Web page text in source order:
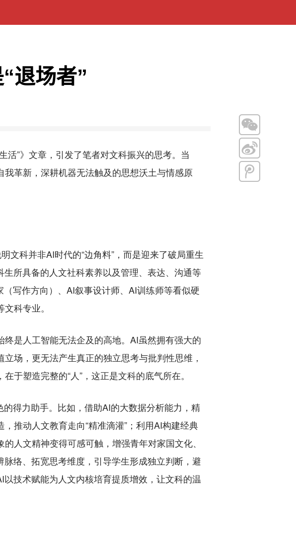
退场者”
”》文章，引发了笔者对文科振兴的思考。当
革新，深耕机器无法触及的思想沃土与情感原
科并非AI时代的“边角料”，而是迎来了破局重生
所具备的人文社科素养以及管理、表达、沟通等
写作方向）、AI叙事设计师、AI训练师等看似硬
科专业。
是人工智能无法企及的高地。AI虽然拥有强大的
场，更无法产生真正的独立思考与批判性思维，
于塑造完整的“人”，这正是文科的底气所在。
得力助手。比如，借助AI的大数据分析能力，精
推动人文教育走向“精准滴灌”；利用AI构建经典
人文精神变得可感可触，增强青年对家国文化、
络、拓宽思考维度，引导学生形成独立判断，避
技术赋能为人文内核培育提质增效，让文科的温